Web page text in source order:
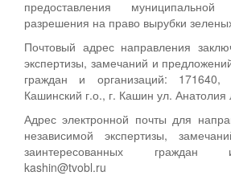
предоставления
разрешения на право вырубки
Почтовый адрес направления
экспертизы, замечаний и
граждан и организаций: 171640,
Кашинский г.о., г. Кашин ул. Анатолия
Адрес электронной почты для
независимой экспертизы,
заинтересованных граждан
kashin@tvobl.ru